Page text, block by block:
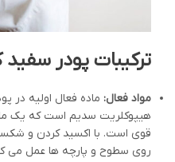
ترکیبات پودر سفید
مواد فعال: ماده فعال اولیه در
هیپوکلریت سدیم است که یک
قوی است. با اکسید کردن و
روی سطوح و پارچه ها عمل می